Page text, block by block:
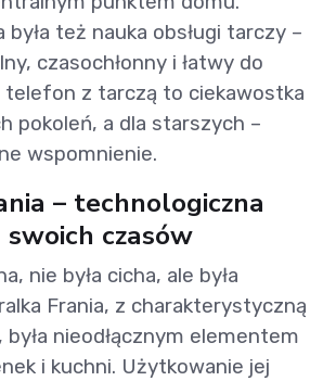
była też nauka obsługi tarczy –
czasochłonny i łatwy do
telefon z tarczą to ciekawostka
pokoleń, a dla starszych –
wspomnienie.
– technologiczna
czasów
nie była cicha, ale była
Frania, z charakterystyczną
nieodłącznym elementem
i kuchni. Użytkowanie jej